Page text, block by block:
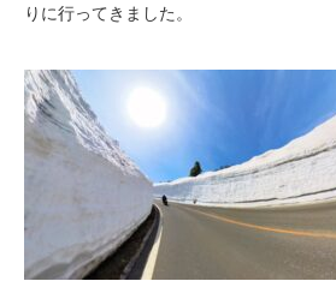
りに行ってきました。